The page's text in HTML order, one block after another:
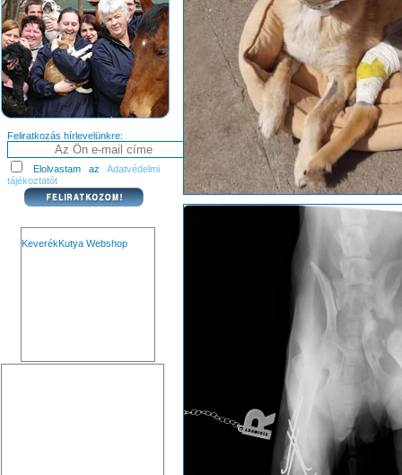
Feliratkozás hírlevelünkre:
Elolvastam az Adatvédelmi
tájékoztatót
KeverékKutya Webshop